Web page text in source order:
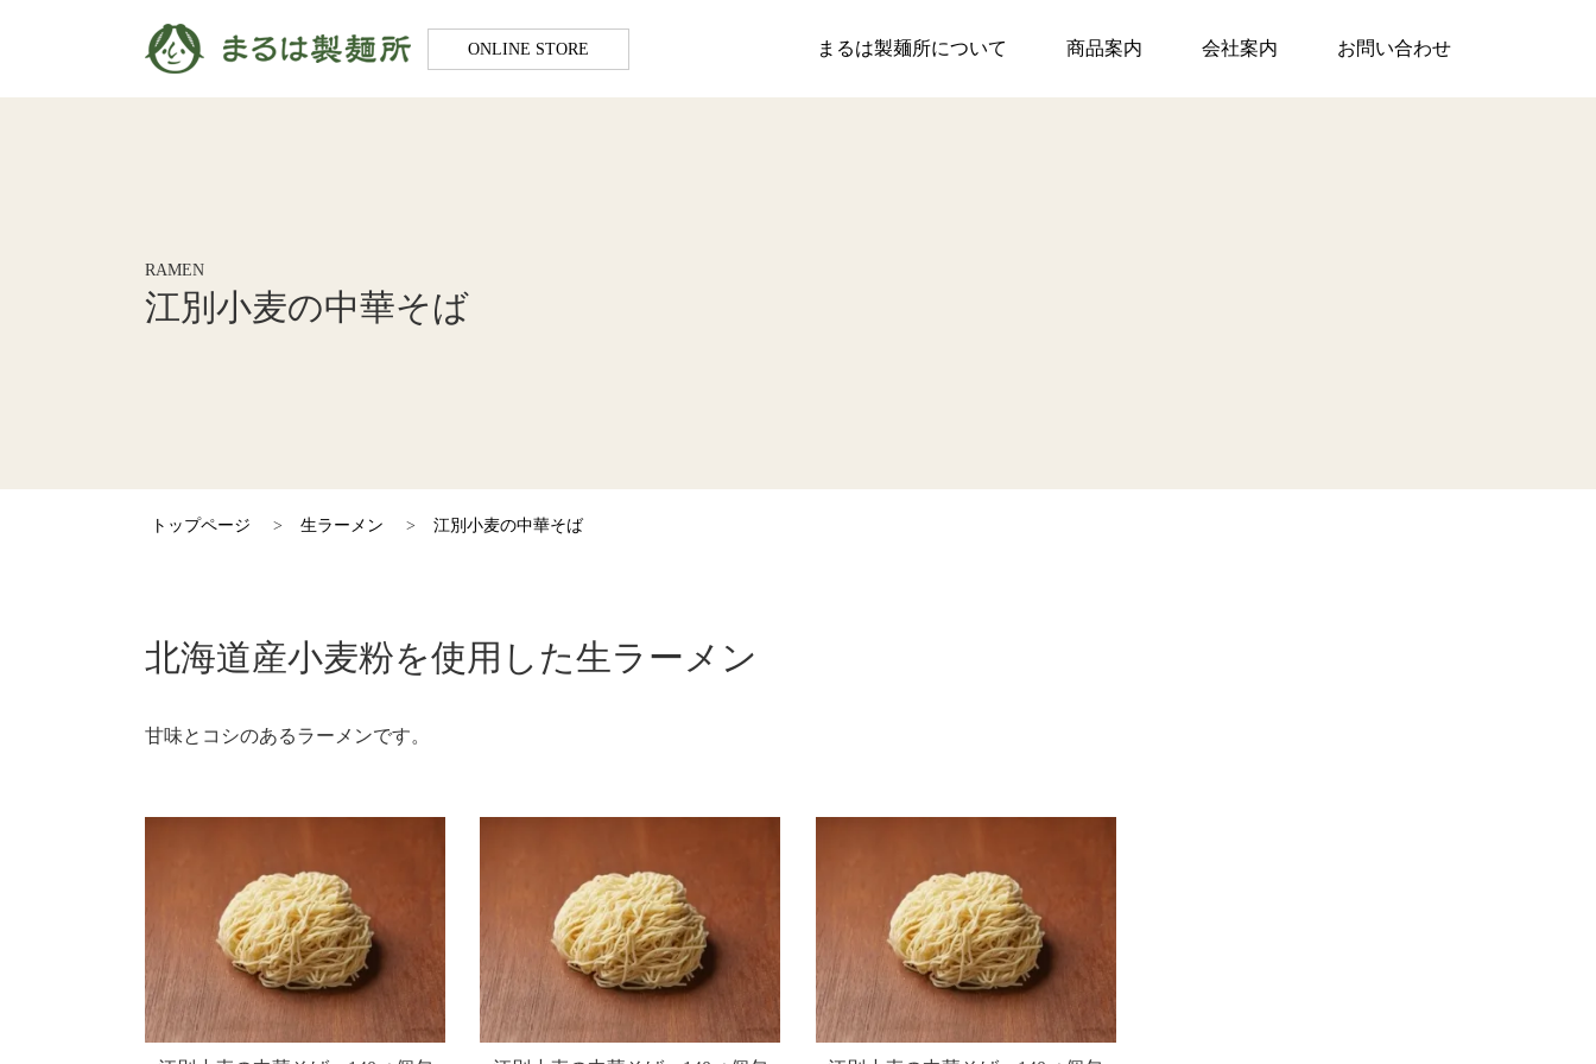
ONLINE STORE まるは製麺所について 商品案内 会社案内 お問い合わせ
RAMEN
江別小麦の中華そば
トップページ > 生ラーメン > 江別小麦の中華そば
北海道産小麦粉を使用した生ラーメン
甘味とコシのあるラーメンです。